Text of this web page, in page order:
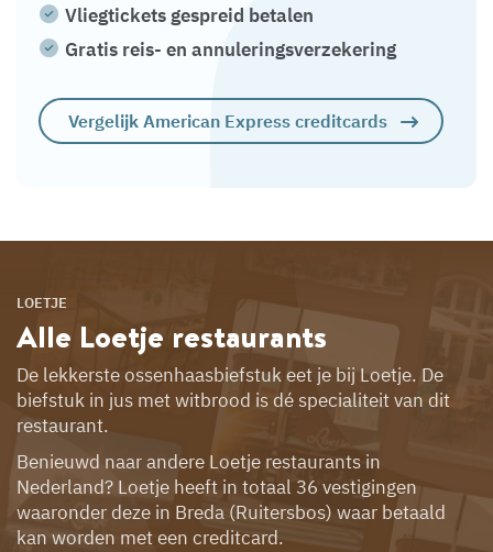
Vliegtickets gespreid betalen
Gratis reis- en annuleringsverzekering
Vergelijk American Express creditcards
LOETJE
Alle Loetje restaurants
De lekkerste ossenhaasbiefstuk eet je bij Loetje. De
biefstuk in jus met witbrood is dé specialiteit van dit
restaurant.
Benieuwd naar andere Loetje restaurants in
Nederland? Loetje heeft in totaal 36 vestigingen
waaronder deze in Breda (Ruitersbos) waar betaald
kan worden met een creditcard.